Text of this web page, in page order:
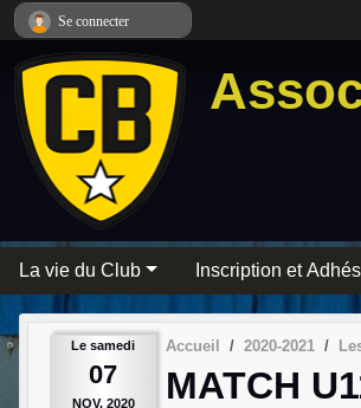
La vie du Club Inscription et
Le samedi
07
NOV. 2020
Accueil 2020-2021
MATCH
Se connecter
Panneau de gestion des cookies